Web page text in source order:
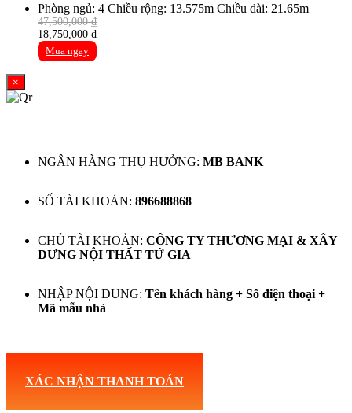
Phòng ngủ: 4 Chiều rộng: 13.575m Chiều dài: 21.65m
47,500,000₫
Original
price
was:
18,750,000 ₫Current
price
is:
Mua ngay
×
NGÂN HÀNG THỤ HƯỞNG: MB BANK
SỐ TÀI KHOẢN: 896688868
CHỦ TÀI KHOẢN: CÔNG TY THƯƠNG MẠI & XÂY
DƯNG NỘI THẤT TỨ GIA
NHẬP NỘI DUNG: Tên khách hàng + Số điện thoại +
Mã mẫu nhà
XÁC NHẬN THANH TOÁN